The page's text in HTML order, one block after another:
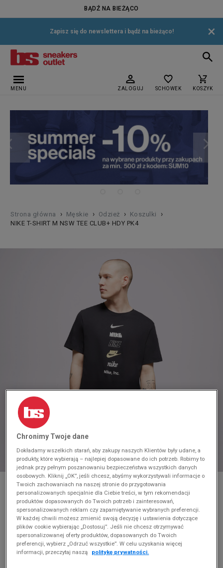
BĄDŹ NA BIEŻĄCO
Zapisz się do newslettera i bądź na bieżąco! ×
MENU ZALOGUJ SCHOWEK KOSZYK
Strona główna › Męskie › Odzież › Koszulki ›
NIKE T-SHIRT M NSW TEE CLUB+ HDY PK4
* Zdjęcie poglądowe
NIKE T-SHIRT M NSW TEE CLUB+ HDY PK4
Produkt pochodzi z końcówek aktualnych kolekcji, ubiegłych
sezonów lub z ekspozycji.Szczegóły.
79,99 zł
Chronimy Twoje dane
Dokładamy wszelkich starań, aby zakupy naszych Klientów były udane, a
produkty, które wybierają – najlepiej dopasowane do ich potrzeb. Robimy to
jednak przy pełnym poszanowaniu bezpieczeństwa wszystkich danych
osobowych. Kliknij „OK”, jeśli chcesz, abyśmy wykorzystywali informacje o
Twoich zachowaniach na naszej stronie do przygotowania
personalizowanych specjalnie dla Ciebie treści, w tym rekomendacji
produktów dopasowanych do Twoich potrzeb i zainteresowań,
spersonalizowanych reklam czy zapamiętywanie wybranych preferencji.
W każdej chwili możesz zmienić swoją decyzję i ustawienia dotyczące
plików cookie wybierając „Dostosuj”. Jeśli nie chcesz otrzymywać
spersonalizowanej oferty produktów, dopasowanych do Twoich
preferencji, wybierz „Odrzuć wszystkie”. W celu uzyskania więcej
informacji, przeczytaj naszą
politykę prywatności.